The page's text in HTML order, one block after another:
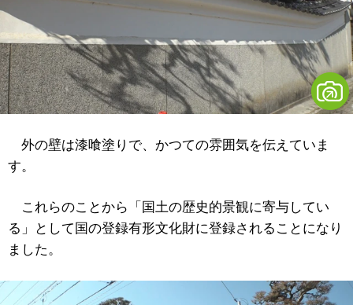
外の壁は漆喰塗りで、かつての雰囲気を伝えていま
す。
これらのことから「国土の歴史的景観に寄与してい
る」として国の登録有形文化財に登録されることになり
ました。